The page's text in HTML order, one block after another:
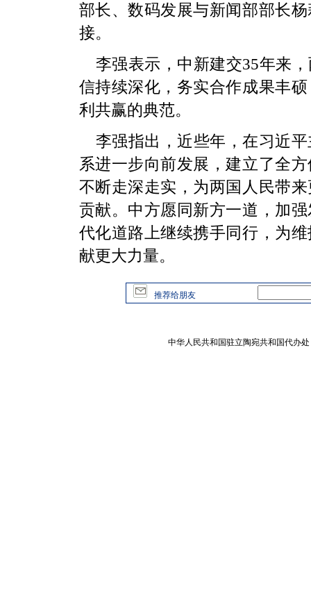
部长、数码发展与新闻部部长
接。
李强表示，中新建交35年来
信持续深化，务实合作成果丰
利共赢的典范。
李强指出，近些年，在习近
系进一步向前发展，建立了全
不断走深走实，为两国人民带
贡献。中方愿同新方一道，加
代化道路上继续携手同行，为
献更大力量。
推荐给朋友
中华人民共和国驻立陶宛共和国代办处